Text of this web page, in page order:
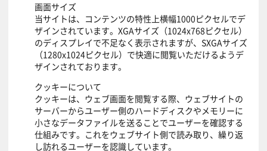
画面サイズ
当サイトは、コンテンツの特性上横幅1000ピクセルでデ
ザインされています。XGAサイズ（1024x768ピクセル）
のディスプレイで不足なく表示されますが、SXGAサイズ
（1280x1024ピクセル）で快適に閲覧いただけるようデ
ザインされております。
クッキーについて
クッキーは、ウェブ画面を閲覧する際、ウェブサイトの
サーバーからユーザー側のハードディスクやメモリーに
小さなデータファイルを送ることでユーザーを確認する
仕組みです。これをウェブサイト側で読み取り、繰り返
し訪れるユーザーを認識しています。